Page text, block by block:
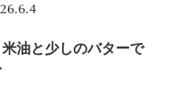
油と少しのバターで